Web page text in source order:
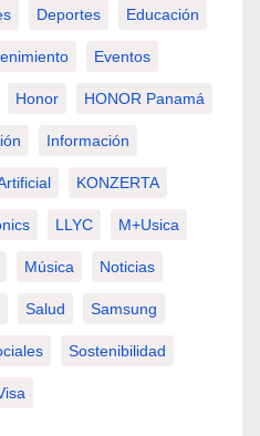
Deportes Educación
Eventos
Honor HONOR Panamá
Información
KONZERTA
LLYC M+usica
Música Noticias
Salud Samsung
Sostenibilidad